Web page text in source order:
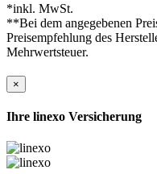
*inkl. MwSt.
**Bei dem angegebenen
Preisempfehlung des
Mehrwertsteuer.
×
Ihre linexo Versicherung